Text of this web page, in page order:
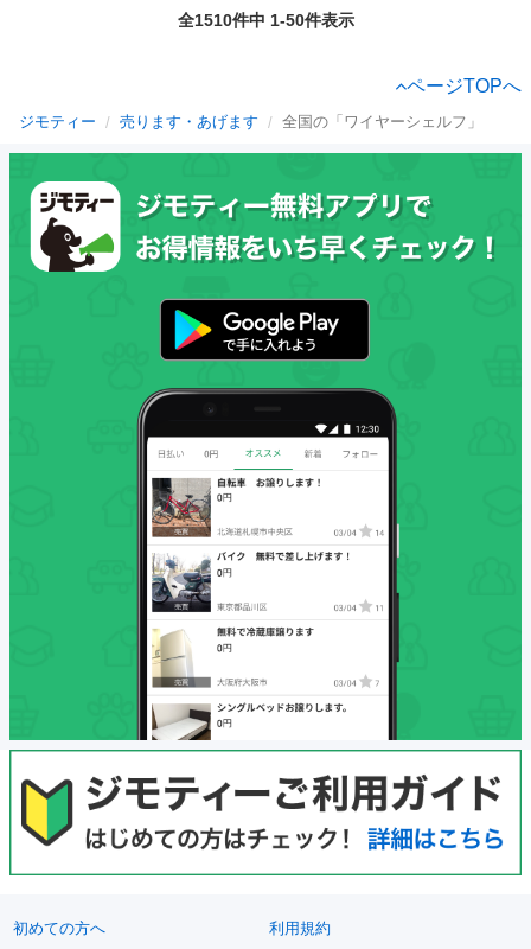
全1510件中 1-50件表示
ページTOPへ
ジモティー 売ります・あげます 全国の「ワイヤーシェルフ」
初めての方へ 利用規約